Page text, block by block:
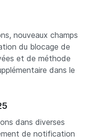
nouveaux champs
du blocage de
et de méthode
dans le
dans diverses
de notification